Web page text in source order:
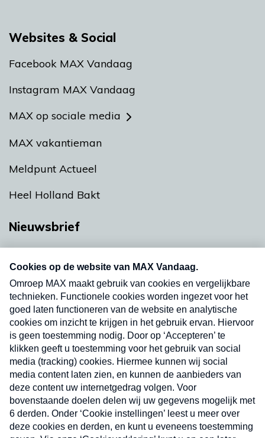
Websites & Social
Facebook MAX Vandaag
Instagram MAX Vandaag
MAX op sociale media
MAX vakantieman
Meldpunt Actueel
Heel Holland Bakt
Nieuwsbrief
nieuwsbrief. Elke vrijdag- en dinsdagochtend in
uw mailbox.
Verzend
Nieuwsbrief